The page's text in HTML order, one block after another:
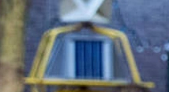
ist dein